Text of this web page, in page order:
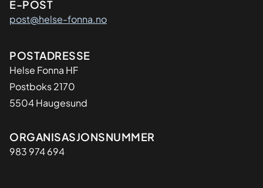
E-POST
post@helse-fonna.no
Adresse
POSTADRESSE
​Helse Fonna HF
Postboks 2170
5504 Haugesund
Organisasjon
ORGANISASJONSNUMMER
983 974 694